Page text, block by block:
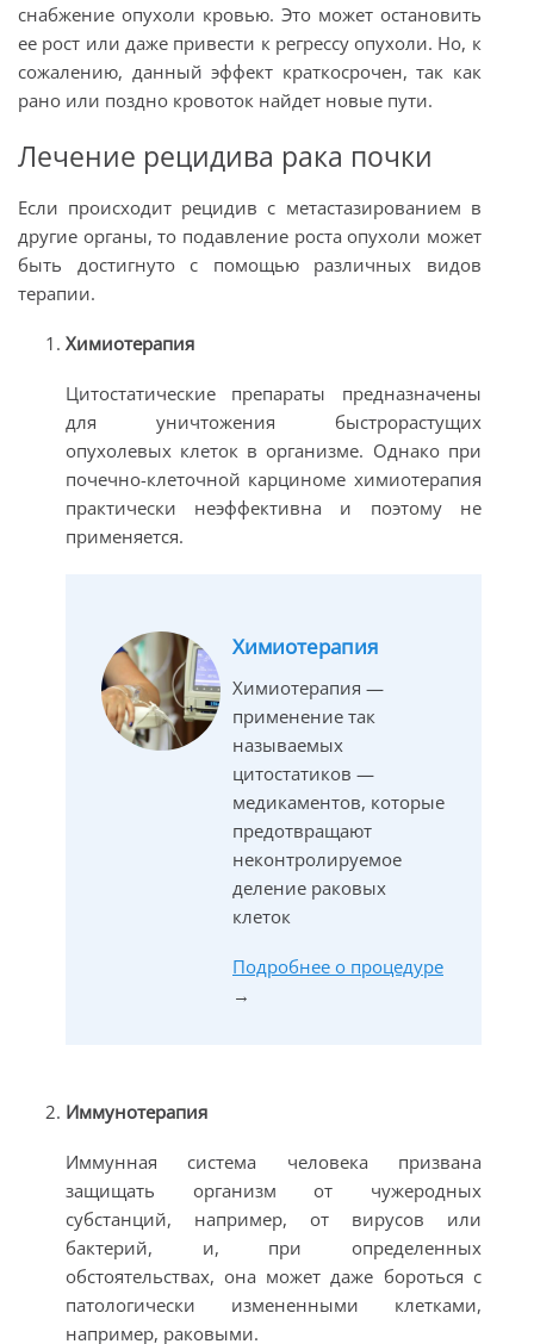
снабжение опухоли кровью. Это может остановить
ее рост или даже привести к регрессу опухоли. Но, к
сожалению, данный эффект краткосрочен, так как
рано или поздно кровоток найдет новые пути.
Лечение рецидива рака почки
Если происходит рецидив с метастазированием в
другие органы, то подавление роста опухоли может
быть достигнуто с помощью различных видов
терапии.
Химиотерапия
Цитостатические препараты предназначены
для уничтожения быстрорастущих
опухолевых клеток в организме. Однако при
почечно-клеточной карциноме химиотерапия
практически неэффективна и поэтому не
применяется.
Химиотерапия
Химиотерапия —
применение так
называемых
цитостатиков —
медикаментов, которые
предотвращают
неконтролируемое
деление раковых
клеток
Подробнее о процедуре
→
Иммунотерапия
Иммунная система человека призвана
защищать организм от чужеродных
субстанций, например, от вирусов или
бактерий, и, при определенных
обстоятельствах, она может даже бороться с
патологически измененными клетками,
например, раковыми.